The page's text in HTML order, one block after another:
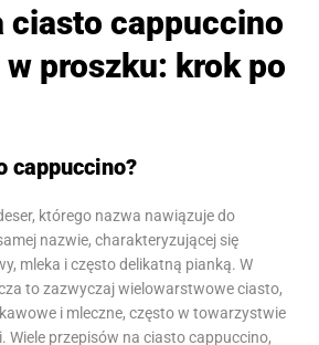
ciasto cappuccino
proszku: krok po
cappuccino?
którego nazwa nawiązuje do
nazwie, charakteryzującej się
mleka i często delikatną pianką. W
to zazwyczaj wielowarstwowe ciasto,
i mleczne, często w towarzystwie
Wiele przepisów na ciasto cappuccino,